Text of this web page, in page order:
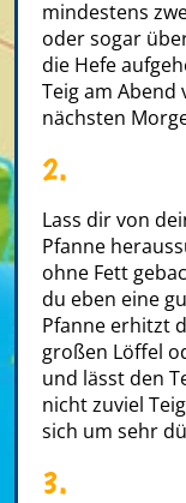
mindestens
oder sogar
die Hefe
Teig am
nächsten
2.
Lass dir von
Pfanne
ohne Fett
du eben eine
Pfanne erhitzt
großen Löffel
und lässt den
nicht zuviel
sich um sehr
3.